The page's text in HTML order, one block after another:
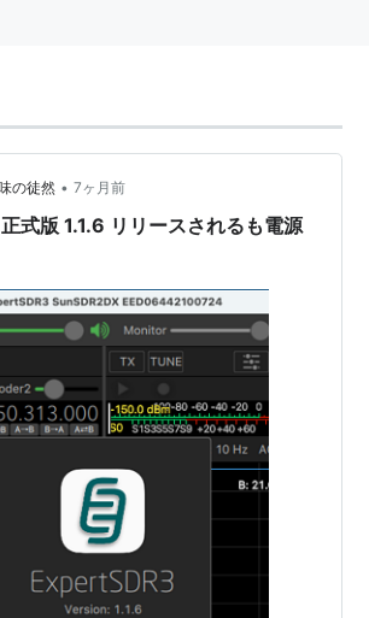
の徒然 • 7ヶ月前
式版 1.1.6 リリースされるも電源